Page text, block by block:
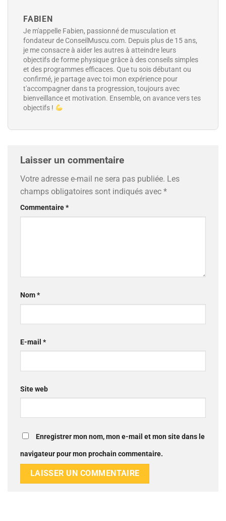
FABIEN
Je m'appelle Fabien, passionné de musculation et
fondateur de ConseilMuscu.com. Depuis plus de 15 ans,
je me consacre à aider les autres à atteindre leurs
objectifs de forme physique grâce à des conseils simples
et des programmes efficaces. Que tu sois débutant ou
confirmé, je partage avec toi mon expérience pour
t'accompagner dans ta progression, toujours avec
bienveillance et motivation. Ensemble, on avance vers tes
objectifs !
Laisser un commentaire
Votre adresse e-mail ne sera pas publiée. Les
champs obligatoires sont indiqués avec *
Commentaire*
Nom*
E-mail *
Site web
Enregistrer mon nom, mon e-mail et mon site dans le
navigateur pour mon prochain commentaire.